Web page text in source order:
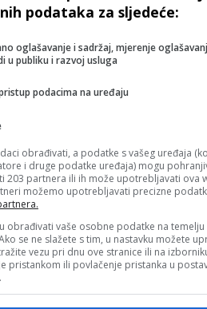
rješenjem za udare vjetra u
satima.
podataka za sljedeće:
oglašavanje i sadržaj, mjerenje
u publiku i razvoj usluga
podacima na uređaju
obrađivati, a podatke s vašeg uređaja
i druge podatke uređaja) mogu
203 partnera ili ih može upotrebljavati ova
možemo upotrebljavati precizne
obrađivati vaše osobne podatke na temelju
se ne slažete s tim, u nastavku možete
vezu pri dnu ove stranice ili na
pristankom ili povlačenje pristanka u